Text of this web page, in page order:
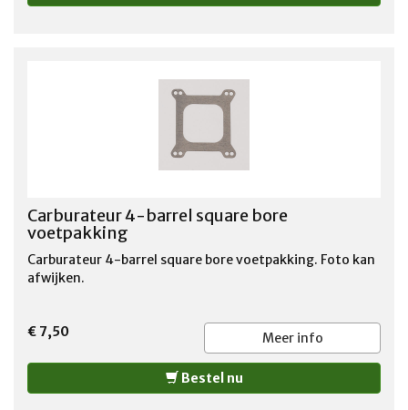
Carburateur 4-barrel square bore
voetpakking
Carburateur 4-barrel square bore voetpakking. Foto kan
afwijken.
€ 7,50 Meer info
Bestel nu